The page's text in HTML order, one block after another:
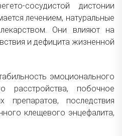
сосудистой дистонии
лечением, натуральные
Они влияют на
и дефицита жизненной
эмоционального
расстройства, побочное
препаратов, последствия
клещевого энцефалита,